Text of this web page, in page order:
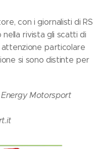
con i giornalisti di RS
rivista gli scatti di
attenzione particolare
si sono distinte per
Motorsport